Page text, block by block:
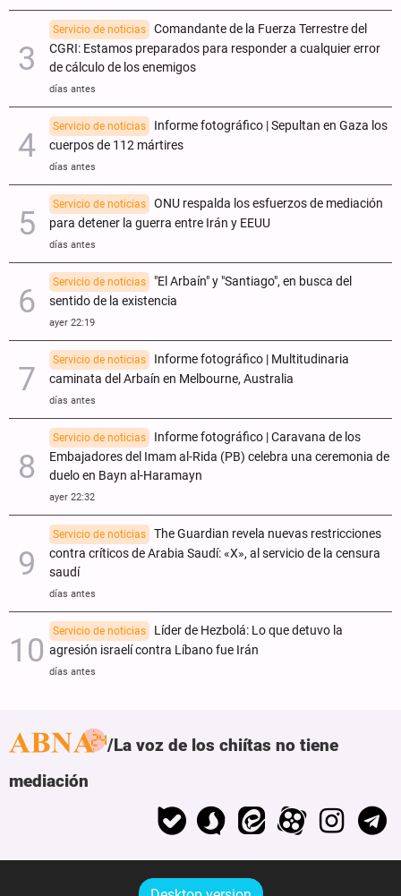
Servicio de noticias
Comandante de la Fuerza Terrestre del
CGRI: Estamos preparados para responder a cualquier error
de cálculo de los enemigos
días antes
Servicio de noticias
Informe fotográfico | Sepultan en Gaza los
cuerpos de 112 mártires
días antes
Servicio de noticias
ONU respalda los esfuerzos de mediación
para detener la guerra entre Irán y EEUU
días antes
Servicio de noticias
"El Arbaín" y "Santiago", en busca del
sentido de la existencia
ayer 22:19
Servicio de noticias
Informe fotográfico | Multitudinaria
caminata del Arbaín en Melbourne, Australia
días antes
Servicio de noticias
Informe fotográfico | Caravana de los
Embajadores del Imam al-Rida (PB) celebra una ceremonia de
duelo en Bayn al-Haramayn
ayer 22:32
Servicio de noticias
The Guardian revela nuevas restricciones
contra críticos de Arabia Saudí: «X», al servicio de la censura
saudí
días antes
Servicio de noticias
Líder de Hezbolá: Lo que detuvo la
agresión israelí contra Líbano fue Irán
días antes
La voz de los chiítas no tiene
mediación